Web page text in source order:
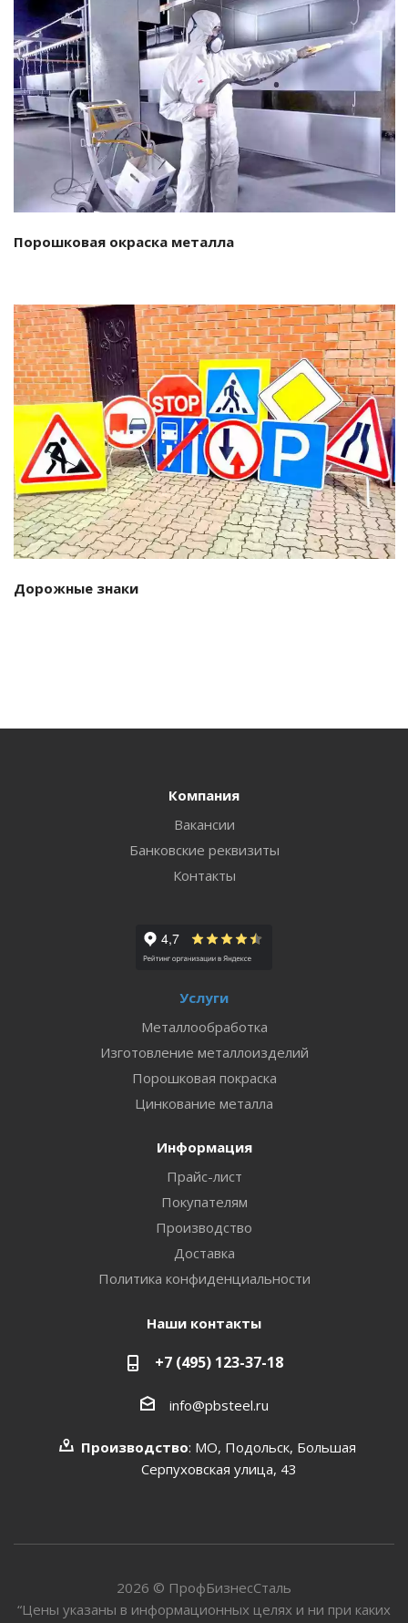
Подробнее…
Порошковая окраска металла
Подробнее…
Дорожные знаки
Компания
Вакансии
Банковские реквизиты
Контакты
Услуги
Металлообработка
Изготовление металлоизделий
Порошковая покраска
Цинкование металла
Информация
Прайс-лист
Покупателям
Производство
Доставка
Политика конфиденциальности
Наши контакты
+7 (495) 123-37-18
info@pbsteel.ru
Производство: МО, Подольск, Большая
Серпуховская улица, 43
2026 © ПрофБизнесСталь
“Цены указаны в информационных целях и ни при каких